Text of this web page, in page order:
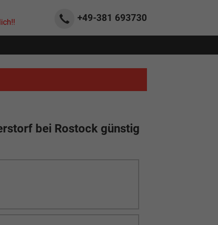
+49-381 693730
bei Rostock günstig